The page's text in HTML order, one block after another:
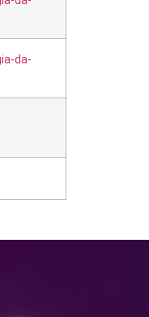
da-